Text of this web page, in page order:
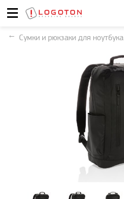
Сумки и рюкзаки для ноутбука